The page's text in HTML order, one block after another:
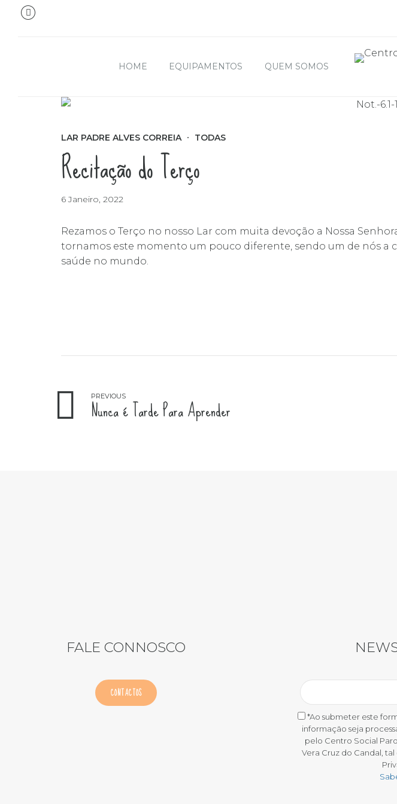
HOME EQUIPAMENTOS QUEM SOMOS
LAR PADRE ALVES CORREIA TODAS
Recitação do Terço
6 Janeiro, 2022
Rezamos o Terço no nosso Lar com muita devoção a Nossa
tornamos este momento um pouco diferente, sendo um de nós a
saúde no mundo.
PREVIOUS
Nunca é Tarde Para Aprender
FALE CONNOSCO
CONTACTOS
*Ao submeter este
informação seja
pelo Centro Social
Vera Cruz do Candal,